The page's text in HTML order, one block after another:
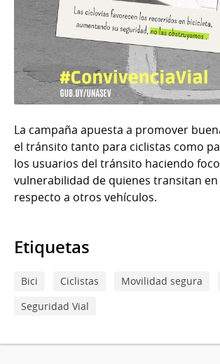
La campaña apuesta a promover
el tránsito tanto para ciclistas como
los usuarios del tránsito haciendo
vulnerabilidad de quienes transitan
respecto a otros vehículos.
Etiquetas
Bici Ciclistas Movilidad segura
Seguridad Vial